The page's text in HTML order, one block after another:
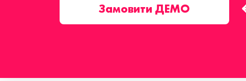
Замовити ДЕМО